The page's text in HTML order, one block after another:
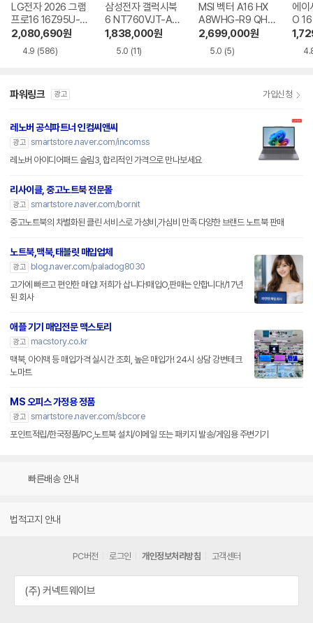
LG전자 2026 그램
프로16 16Z95U-G
S5WK
2,080,690원
4.9 (586)
삼성전자 갤럭시북
6 NT760VJT-A51
A
1,838,000원
5.0 (11)
MSI 벡터 A16 HX
A8WHG-R9 QHD
+
2,699,000원
5.0 (5)
에이
O
1-
파워링크 광고 가입신청
레노버 공식파트너 인컴씨앤씨
광고 smartstore.naver.com/incomss
레노버 아이디어패드 슬림3, 합리적인 가격으로 만나보세요
리사이클, 중고노트북 전문몰
광고 smartstore.naver.com/bornit
중고노트북의 차별화된 클린 서비스로 가성비,가심비 만족 다양한 브랜드 노트북 판매
노트북,맥북,태블릿 매입업체
광고
blog.naver.com/paladog8030
고가에 빠르고 편안한 매입! 저희가 삽니다!매입O,판매는 안합니다!/17년
된 회사
애플 기기 매입전문 맥스토리
광고
macstory.co.kr
맥북, 아이맥 등 매입가격 실시간 조회, 높은 매입가! 24시 상담 강변테크
노마트
MS 오피스 가정용 정품
광고 smartstore.naver.com/sbcore
포인트적립/한국정품/PC,노트북 설치/이메일 또는 패키지 발송/게임용 주변기기
빠른배송 안내
법적고지 안내
PC버전 로그인 개인정보처리방침 고객센터
(주) 커넥트웨이브